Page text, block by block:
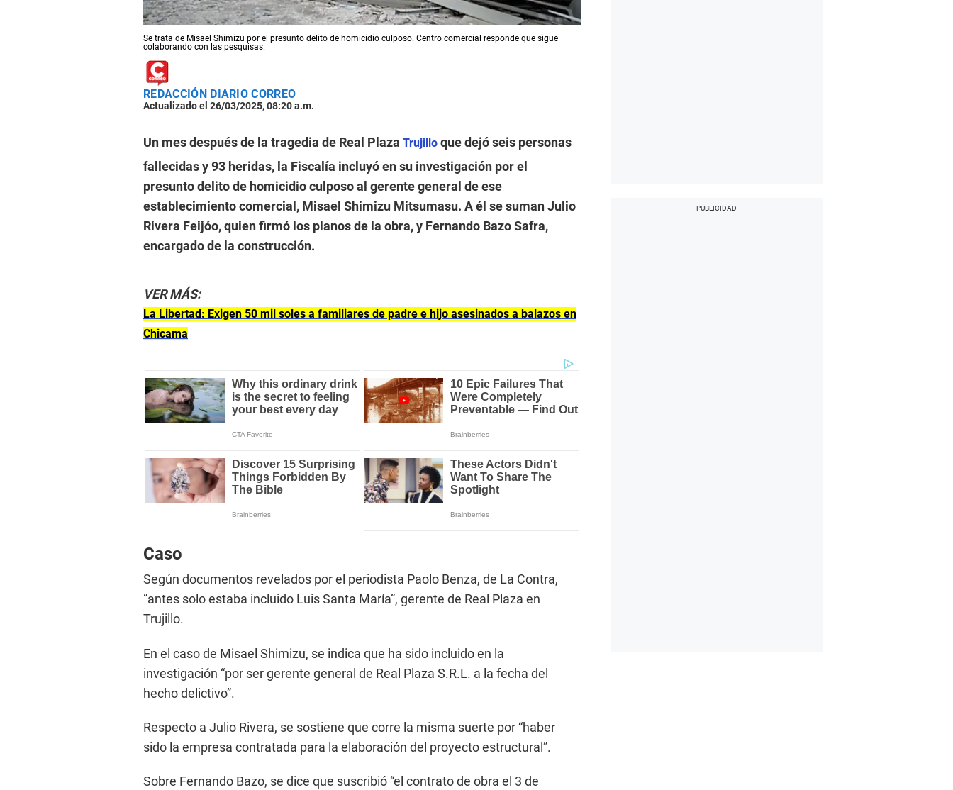
Se trata de Misael Shimizu por el presunto delito de homicidio culposo. Centro comercial responde que sigue
colaborando con las pesquisas.
REDACCIÓN DIARIO CORREO
Actualizado el 26/03/2025, 08:20 a.m.
Un mes después de la tragedia de Real Plaza Trujillo que dejó seis personas
fallecidas y 93 heridas, la Fiscalía incluyó en su investigación por el
presunto delito de homicidio culposo al gerente general de ese
establecimiento comercial, Misael Shimizu Mitsumasu. A él se suman Julio
Rivera Feijóo, quien firmó los planos de la obra, y Fernando Bazo Safra,
encargado de la construcción.
VER MÁS:
La Libertad: Exigen 50 mil soles a familiares de padre e hijo asesinados a balazos en
Chicama
Caso
Según documentos revelados por el periodista Paolo Benza, de La Contra,
“antes solo estaba incluido Luis Santa María”, gerente de Real Plaza en
Trujillo.
En el caso de Misael Shimizu, se indica que ha sido incluido en la
investigación “por ser gerente general de Real Plaza S.R.L. a la fecha del
hecho delictivo”.
Respecto a Julio Rivera, se sostiene que corre la misma suerte por “haber
sido la empresa contratada para la elaboración del proyecto estructural”.
Sobre Fernando Bazo, se dice que suscribió “el contrato de obra el 3 de